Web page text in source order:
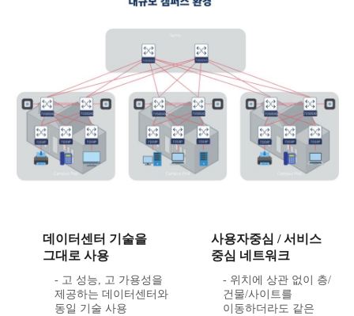
데이터센터 기술을
그대로 사용
- 고 성능, 고 가용성을
제공하는 데이터센터와
동일 기술 사용
사용자중심 / 서비스
중심 네트워크
- 위치에 상관 없이 층/
건물/사이트를
이동하더라도 같은